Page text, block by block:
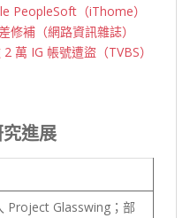
PeopleSoft（iThome）
補（網路資訊雜誌）
萬 IG 帳號遭盜（TVBS）
進展
Project Glasswing；部